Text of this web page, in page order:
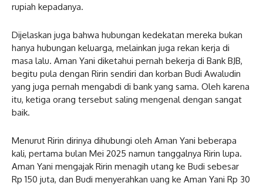
rupiah kepadanya.
Dijelaskan juga bahwa hubungan kedekatan mereka bukan
hanya hubungan keluarga, melainkan juga rekan kerja di
masa lalu. Aman Yani diketahui pernah bekerja di Bank BJB,
begitu pula dengan Ririn sendiri dan korban Budi Awaludin
yang juga pernah mengabdi di bank yang sama. Oleh karena
itu, ketiga orang tersebut saling mengenal dengan sangat
baik.
Menurut Ririn dirinya dihubungi oleh Aman Yani beberapa
kali, pertama bulan Mei 2025 namun tanggalnya Ririn lupa.
Aman Yani mengajak Ririn menagih utang ke Budi sebesar
Rp 150 juta, dan Budi menyerahkan uang ke Aman Yani Rp 30